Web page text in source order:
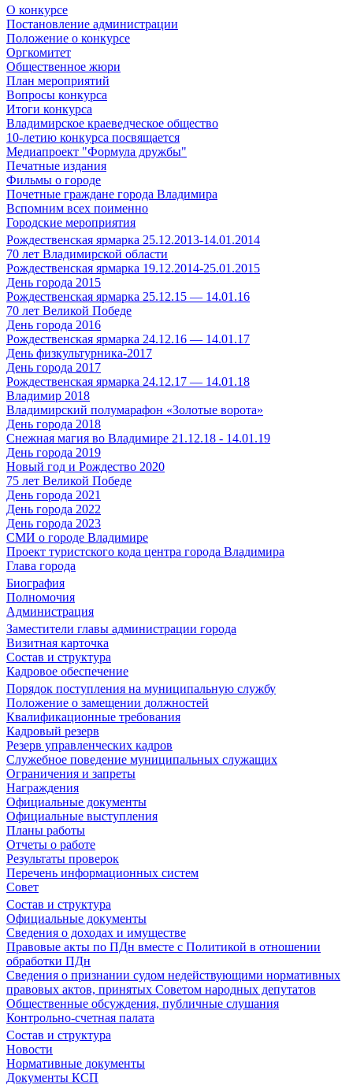
О конкурсе
Постановление администрации
Положение о конкурсе
Оргкомитет
Общественное жюри
План мероприятий
Вопросы конкурса
Итоги конкурса
Владимирское краеведческое общество
10-летию конкурса посвящается
Медиапроект "Формула дружбы"
Печатные издания
Фильмы о городе
Почетные граждане города Владимира
Вспомним всех поименно
Городские мероприятия
Рождественская ярмарка 25.12.2013-14.01.2014
70 лет Владимирской области
Рождественская ярмарка 19.12.2014-25.01.2015
День города 2015
Рождественская ярмарка 25.12.15 — 14.01.16
70 лет Великой Победе
День города 2016
Рождественская ярмарка 24.12.16 — 14.01.17
День физкультурника-2017
День города 2017
Рождественская ярмарка 24.12.17 — 14.01.18
Владимир 2018
Владимирский полумарафон «Золотые ворота»
День города 2018
Снежная магия во Владимире 21.12.18 - 14.01.19
День города 2019
Новый год и Рождество 2020
75 лет Великой Победе
День города 2021
День города 2022
День города 2023
СМИ о городе Владимире
Проект туристского кода центра города Владимира
Глава города
Биография
Полномочия
Администрация
Заместители главы администрации города
Визитная карточка
Состав и структура
Кадровое обеспечение
Порядок поступления на муниципальную службу
Положение о замещении должностей
Квалификационные требования
Кадровый резерв
Резерв управленческих кадров
Служебное поведение муниципальных служащих
Ограничения и запреты
Награждения
Официальные документы
Официальные выступления
Планы работы
Отчеты о работе
Результаты проверок
Перечень информационных систем
Совет
Состав и структура
Официальные документы
Сведения о доходах и имуществе
Правовые акты по ПДн вместе с Политикой в отношении
обработки ПДн
Сведения о признании судом недействующими нормативных
правовых актов, принятых Советом народных депутатов
Общественные обсуждения, публичные слушания
Контрольно-счетная палата
Состав и структура
Новости
Нормативные документы
Документы КСП